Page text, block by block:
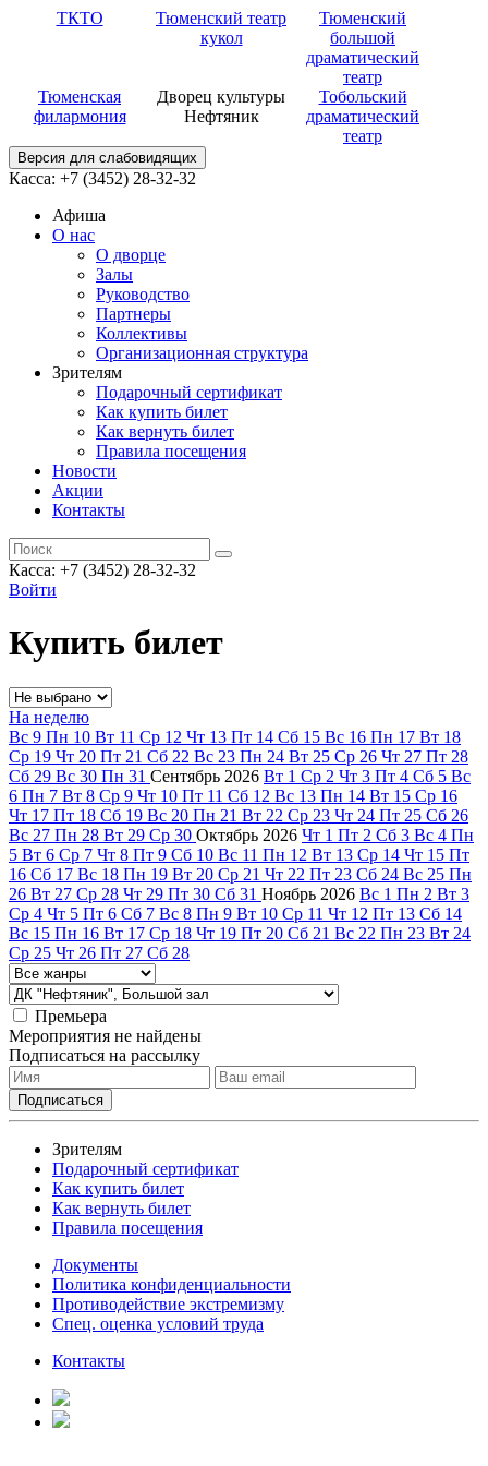
ТКТО
Тюменский театр
кукол
Тюменский
большой
драматический
театр
Тюменская
филармония
Дворец культуры
Нефтяник
Тобольский
драматический
театр
Версия для слабовидящих
Касса: +7 (3452) 28-32-32
Афиша
О нас
О дворце
Залы
Руководство
Партнеры
Коллективы
Организационная структура
Зрителям
Подарочный сертификат
Как купить билет
Как вернуть билет
Правила посещения
Новости
Акции
Контакты
Касса: +7 (3452) 28-32-32
Войти
Купить билет
На неделю
Вс 9 Пн 10 Вт 11 Ср 12 Чт 13 Пт 14 Сб 15 Вс 16 Пн 17 Вт 18
Ср 19 Чт 20 Пт 21 Сб 22 Вс 23 Пн 24 Вт 25 Ср 26 Чт 27 Пт 28
Сб 29 Вс 30 Пн 31 Сентябрь 2026 Вт 1 Ср 2 Чт 3 Пт 4 Сб 5 Вс
6 Пн 7 Вт 8 Ср 9 Чт 10 Пт 11 Сб 12 Вс 13 Пн 14 Вт 15 Ср 16
Чт 17 Пт 18 Сб 19 Вс 20 Пн 21 Вт 22 Ср 23 Чт 24 Пт 25 Сб 26
Вс 27 Пн 28 Вт 29 Ср 30 Октябрь 2026 Чт 1 Пт 2 Сб 3 Вс 4 Пн
5 Вт 6 Ср 7 Чт 8 Пт 9 Сб 10 Вс 11 Пн 12 Вт 13 Ср 14 Чт 15 Пт
16 Сб 17 Вс 18 Пн 19 Вт 20 Ср 21 Чт 22 Пт 23 Сб 24 Вс 25 Пн
26 Вт 27 Ср 28 Чт 29 Пт 30 Сб 31 Ноябрь 2026 Вс 1 Пн 2 Вт 3
Ср 4 Чт 5 Пт 6 Сб 7 Вс 8 Пн 9 Вт 10 Ср 11 Чт 12 Пт 13 Сб 14
Вс 15 Пн 16 Вт 17 Ср 18 Чт 19 Пт 20 Сб 21 Вс 22 Пн 23 Вт 24
Ср 25 Чт 26 Пт 27 Сб 28
Премьера
Мероприятия не найдены
Подписаться на рассылку
Зрителям
Подарочный сертификат
Как купить билет
Как вернуть билет
Правила посещения
Документы
Политика конфиденциальности
Противодействие экстремизму
Спец. оценка условий труда
Контакты